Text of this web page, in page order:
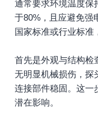
通常要求环境温度
于80%，且应避免强
国家标准或行业标准
首先是外观与结构检
无明显机械损伤，探
连接部件稳固。这一
潜在影响。